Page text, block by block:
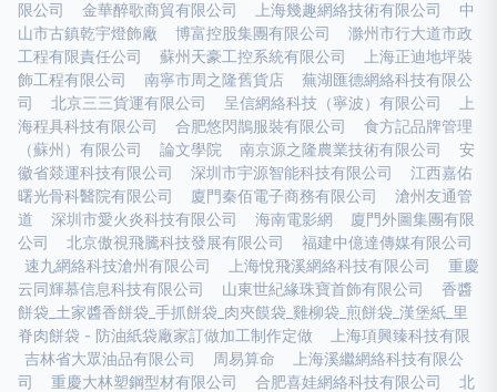
限公司
金華醉歌商貿有限公司 上海幾趣網絡技術有限公司
中
山市古鎮乾宇燈飾廠
博富控股集團有限公司
滁州市行大道市政
工程有限責任公司
蘇州天豪工控系統有限公司
上海正迪地坪裝
飾工程有限公司
南寧市周之隆舊貨店
蕪湖匯德網絡科技有限公
司
北京三三貨運有限公司 呈信網絡科技（寧波）有限公司
上
海程具科技有限公司
合肥悠閃鵲服裝有限公司
食方記品牌管理
（蘇州）有限公司
論文學院 南京源之隆農業技術有限公司
安
徽省燚運科技有限公司
深圳市宇源智能科技有限公司
江西嘉佑
曙光骨科醫院有限公司
廈門秦佰電子商務有限公司
滄州友通管
道
深圳市愛火炎科技有限公司 海南電影網
廈門外圖集團有限
公司
北京傲視飛騰科技發展有限公司
福建中億達傳媒有限公司
速九網絡科技滄州有限公司
上海悅飛溪網絡科技有限公司
重慶
云同輝慕信息科技有限公司
山東世紀緣珠寶首飾有限公司
香醬
餅袋_土家醬香餅袋_手抓餅袋_肉夾饃袋_雞柳袋_煎餅袋_漢堡紙_里
脊肉餅袋 - 防油紙袋廠家訂做加工制作定做
上海項興臻科技有限
吉林省大眾油品有限公司
周易算命
上海溪繼網絡科技有限公
司
重慶大林塑鋼型材有限公司 合肥喜娃網絡科技有限公司
北